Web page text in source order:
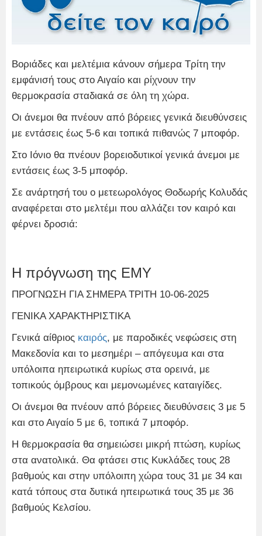
Βοριάδες και μελτέμια κάνουν σήμερα Τρίτη την
εμφάνισή τους στο Αιγαίο και ρίχνουν την
θερμοκρασία σταδιακά σε όλη τη χώρα.
Οι άνεμοι θα πνέουν από βόρειες γενικά διευθύνσεις
με εντάσεις έως 5-6 και τοπικά πιθανώς 7 μποφόρ.
Στο Ιόνιο θα πνέουν βορειοδυτικοί γενικά άνεμοι με
εντάσεις έως 3-5 μποφόρ.
Σε ανάρτησή του ο μετεωρολόγος Θοδωρής Κολυδάς
αναφέρεται στο μελτέμι που αλλάζει τον καιρό και
φέρνει δροσιά:
Η πρόγνωση της ΕΜΥ
ΠΡΟΓΝΩΣΗ ΓΙΑ ΣΗΜΕΡΑ ΤΡΙΤΗ 10-06-2025
ΓΕΝΙΚΑ ΧΑΡΑΚΤΗΡΙΣΤΙΚΑ
Γενικά αίθριος καιρός, με παροδικές νεφώσεις στη
Μακεδονία και το μεσημέρι – απόγευμα και στα
υπόλοιπα ηπειρωτικά κυρίως στα ορεινά, με
τοπικούς όμβρους και μεμονωμένες καταιγίδες.
Οι άνεμοι θα πνέουν από βόρειες διευθύνσεις 3 με 5
και στο Αιγαίο 5 με 6, τοπικά 7 μποφόρ.
Η θερμοκρασία θα σημειώσει μικρή πτώση, κυρίως
στα ανατολικά. Θα φτάσει στις Κυκλάδες τους 28
βαθμούς και στην υπόλοιπη χώρα τους 31 με 34 και
κατά τόπους στα δυτικά ηπειρωτικά τους 35 με 36
βαθμούς Κελσίου.